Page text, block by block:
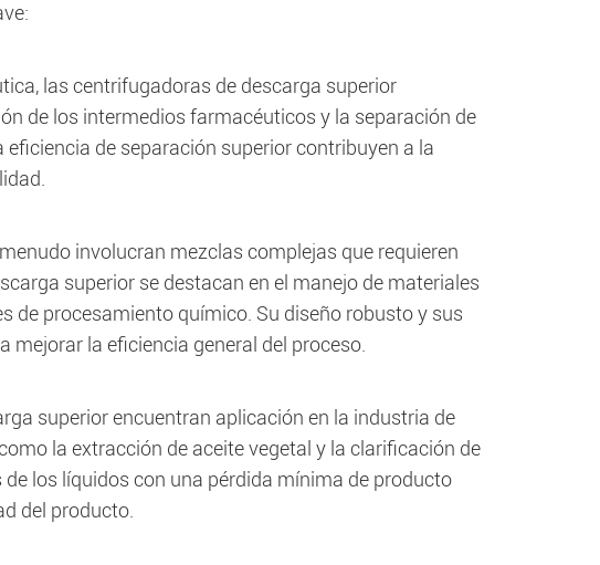
las centrifugadoras de descarga superior
de los intermedios farmacéuticos y la separación de
de separación superior contribuyen a la
involucran mezclas complejas que requieren
superior se destacan en el manejo de materiales
de procesamiento químico. Su diseño robusto y sus
la eficiencia general del proceso.
superior encuentran aplicación en la industria de
la extracción de aceite vegetal y la clarificación de
los líquidos con una pérdida mínima de producto
del producto.